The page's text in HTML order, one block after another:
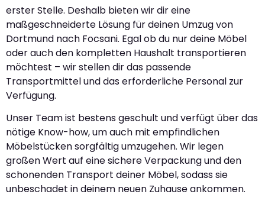
erster Stelle. Deshalb bieten wir dir eine
maßgeschneiderte Lösung für deinen Umzug von
Dortmund nach Focsani. Egal ob du nur deine Möbel
oder auch den kompletten Haushalt transportieren
möchtest – wir stellen dir das passende
Transportmittel und das erforderliche Personal zur
Verfügung.
Unser Team ist bestens geschult und verfügt über das
nötige Know-how, um auch mit empfindlichen
Möbelstücken sorgfältig umzugehen. Wir legen
großen Wert auf eine sichere Verpackung und den
schonenden Transport deiner Möbel, sodass sie
unbeschadet in deinem neuen Zuhause ankommen.